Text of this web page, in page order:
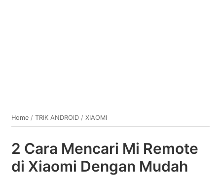
Home /TRIK ANDROID /XIAOMI
2 Cara Mencari Mi Remote
di Xiaomi Dengan Mudah